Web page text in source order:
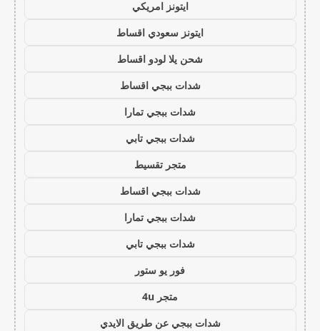
ايتونز امريكي
ايتونز سعودي اقساط
شحن يلا لودو اقساط
شدات ببجي اقساط
شدات ببجي تمارا
شدات ببجي تابي
متجر تقسيط
شدات ببجي اقساط
شدات ببجي تمارا
شدات ببجي تابي
فور يو ستور
متجر 4u
شدات ببجي عن طريق الايدي